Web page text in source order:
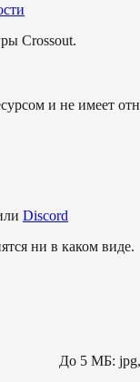
Crossout.
и не имеет
Discord
ни в каком виде.
До 5 МБ: